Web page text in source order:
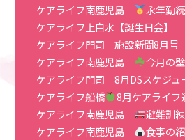
ケアライフ南鹿児島
永年勤
ケアライフ上白水【誕生日会】
ケアライフ門司 施設新聞8月号
ケアライフ南鹿児島
今月の
ケアライフ門司 8月DSスケジュ
ケアライフ船橋
8月ケアライフ
ケアライフ南鹿児島
避難訓練
ケアライフ南鹿児島
食事の